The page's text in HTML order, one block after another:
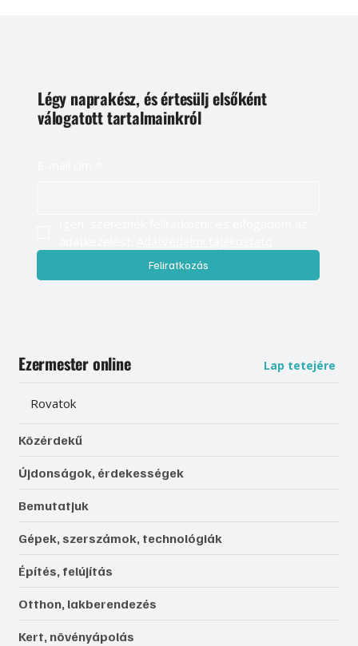
Légy naprakész, és értesülj elsőként
válogatott tartalmainkról
Feliratkozás
Ezermester online Lap tetejére
Rovatok
Közérdekű
Újdonságok, érdekességek
Bemutatjuk
Gépek, szerszámok, technológiák
Építés, felújítás
Otthon, lakberendezés
Kert, növényápolás